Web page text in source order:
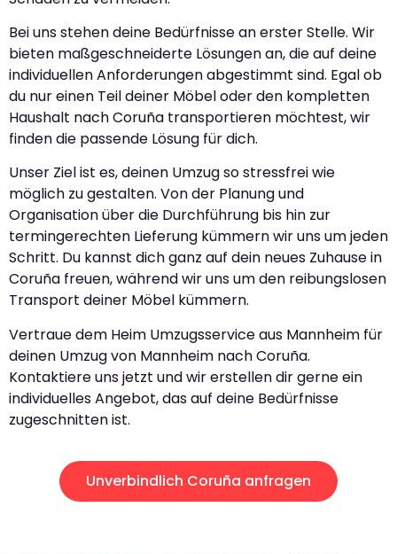
Bei uns stehen deine Bedürfnisse an erster Stelle. Wir
bieten maßgeschneiderte Lösungen an, die auf deine
individuellen Anforderungen abgestimmt sind. Egal ob
du nur einen Teil deiner Möbel oder den kompletten
Haushalt nach Coruña transportieren möchtest, wir
finden die passende Lösung für dich.
Unser Ziel ist es, deinen Umzug so stressfrei wie
möglich zu gestalten. Von der Planung und
Organisation über die Durchführung bis hin zur
termingerechten Lieferung kümmern wir uns um jeden
Schritt. Du kannst dich ganz auf dein neues Zuhause in
Coruña freuen, während wir uns um den reibungslosen
Transport deiner Möbel kümmern.
Vertraue dem Heim Umzugsservice aus Mannheim für
deinen Umzug von Mannheim nach Coruña.
Kontaktiere uns jetzt und wir erstellen dir gerne ein
individuelles Angebot, das auf deine Bedürfnisse
zugeschnitten ist.
Unverbindlich Coruña anfragen